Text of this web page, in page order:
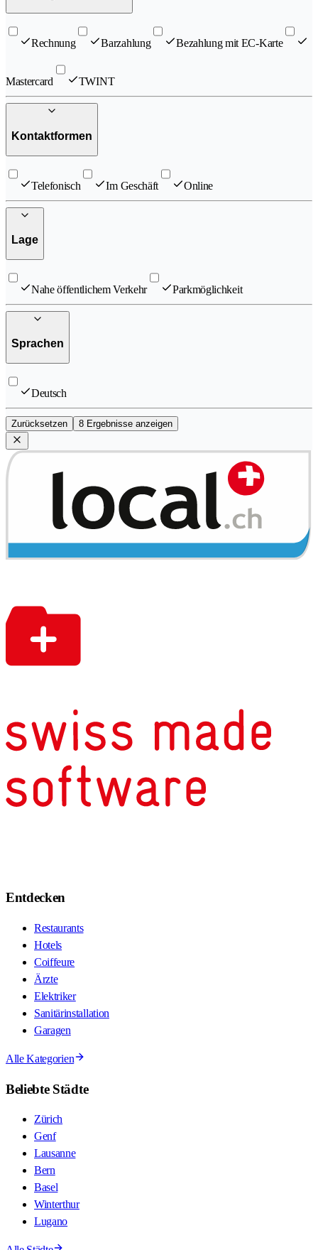
Rechnung Barzahlung Bezahlung mit EC-Karte
Mastercard TWINT
Kontaktformen
Telefonisch Im Geschäft Online
Lage
Nahe öffentlichem Verkehr Parkmöglichkeit
Sprachen
Deutsch
Zurücksetzen 8 Ergebnisse anzeigen
Entdecken
Restaurants
Hotels
Coiffeure
Ärzte
Elektriker
Sanitärinstallation
Garagen
Alle Kategorien
Beliebte Städte
Zürich
Genf
Lausanne
Bern
Basel
Winterthur
Lugano